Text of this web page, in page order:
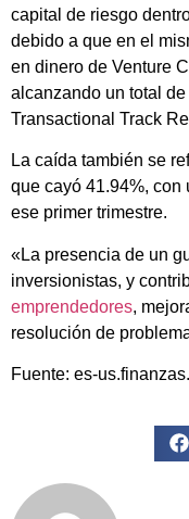
capital de riesgo
debido a que en el
en dinero de Venture
alcanzando un total
Transactional Track
La caída también se
que cayó 41.94%, con
ese primer trimestre.
«La presencia de un
inversionistas, y
emprendedores,
resolución de
Fuente: es-